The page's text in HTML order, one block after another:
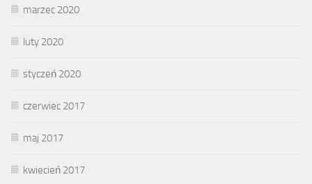
marzec 2020
luty 2020
styczeń 2020
czerwiec 2017
maj 2017
kwiecień 2017